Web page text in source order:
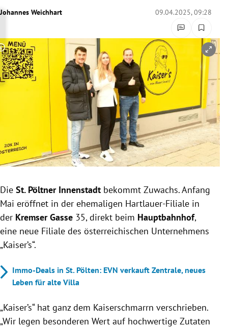
Untermenü
Untermenü
Untermenü
Untermenü
Untermenü
Untermenü
Untermenü
Untermenü
Johannes Weichhart 09.04.2025, 09:28
Copyright-Hinweis öffnen/schließen
Die St. Pöltner Innenstadt bekommt Zuwachs. Anfang
Mai eröffnet in der ehemaligen Hartlauer-Filiale in
der Kremser Gasse 35, direkt beim Hauptbahnhof,
eine neue Filiale des österreichischen Unternehmens
„Kaiser’s“.
Immo-Deals in St. Pölten: EVN verkauft Zentrale, neues
Leben für alte Villa
„Kaiser’s“ hat ganz dem Kaiserschmarrn verschrieben.
„Wir legen besonderen Wert auf hochwertige Zutaten